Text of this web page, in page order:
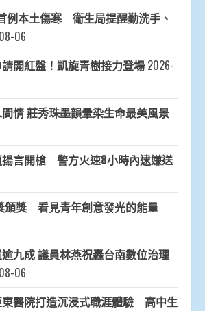
例本土傷寒 衛生局提醒勤洗手、
06
開紅盤！凱旋青樹接力登場 2026-
情 莊秀珠墨韻暈染生命最美風景
揚言開槍 警方火速8小時內逮嫌送
頒獎 看見青年創意發光的能量
九成 議員林燕祝轟台南數位治理
06
東醫院打造沉浸式職涯體驗 高中生